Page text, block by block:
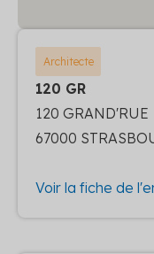
Architecte
120 GR
120 GRAND'RUE
67000
Voir la fiche de